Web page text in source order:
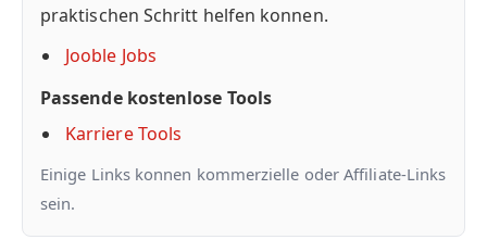
praktischen Schritt helfen konnen.
Jooble Jobs
Passende kostenlose Tools
Karriere Tools
Einige Links konnen kommerzielle oder Affiliate-Links
sein.